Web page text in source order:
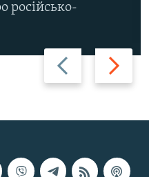
Назад Вперед
російсько-